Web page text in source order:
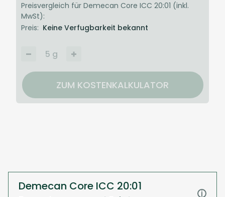
Preisvergleich für Demecan Core ICC 20:01 (inkl.
MwSt):
Preis: Keine Verfugbarkeit bekannt
5 g
ZUM KOSTENKALKULATOR
Demecan Core ICC 20:01
i